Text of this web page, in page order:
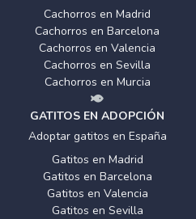
Cachorros en Madrid
Cachorros en Barcelona
Cachorros en Valencia
Cachorros en Sevilla
Cachorros en Murcia
GATITOS EN ADOPCIÓN
Adoptar gatitos en España
Gatitos en Madrid
Gatitos en Barcelona
Gatitos en Valencia
Gatitos en Sevilla